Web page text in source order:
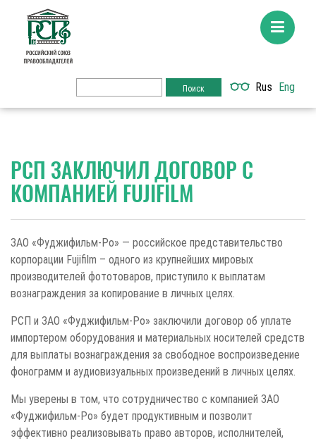
Rus Eng
РСП ЗАКЛЮЧИЛ ДОГОВОР С
КОМПАНИЕЙ FUJIFILM
ЗАО «Фуджифильм-Ро» — российское представительство
корпорации Fujifilm – одного из крупнейших мировых
производителей фототоваров, приступило к выплатам
вознаграждения за копирование в личных целях.
РСП и ЗАО «Фуджифильм-Ро» заключили договор об уплате
импортером оборудования и материальных носителей средств
для выплаты вознаграждения за свободное воспроизведение
фонограмм и аудиовизуальных произведений в личных целях.
Мы уверены в том, что сотрудничество с компанией ЗАО
«Фуджифильм-Ро» будет продуктивным и позволит
эффективно реализовывать право авторов, исполнителей,